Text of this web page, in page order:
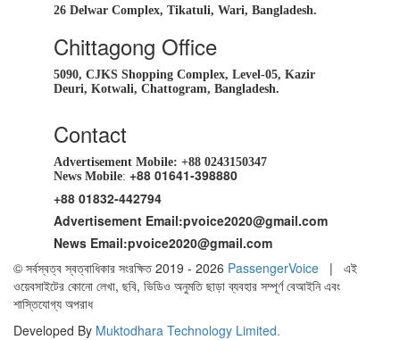
26 Delwar Complex, Tikatuli, Wari, Bangladesh.
Chittagong Office
5090, CJKS Shopping Complex, Level-05, Kazir
Deuri, Kotwali, Chattogram, Bangladesh.
Contact
Advertisement Mobile: +88 0243150347
News Mobile: +88 01641-398880
+88 01832-442794
Advertisement Email:pvoice2020@gmail.com
News Email:pvoice2020@gmail.com
© সর্বস্বত্ব স্বত্বাধিকার সংরক্ষিত 2019 - 2026 PassengerVoice | এই
ওয়েবসাইটের কোনো লেখা, ছবি, ভিডিও অনুমতি ছাড়া ব্যবহার সম্পূর্ণ বেআইনি এবং
শাস্তিযোগ্য অপরাধ
Developed By Muktodhara Technology Limited.